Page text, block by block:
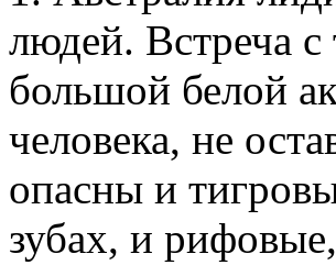
людей. Встреча
большой белой
человека, не
опасны и
зубах, и